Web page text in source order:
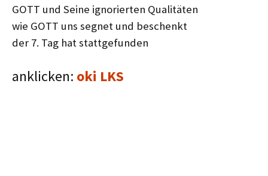
GOTT und Seine ignorierten Qualitäten
wie GOTT uns segnet und beschenkt
der 7. Tag hat stattgefunden
anklicken: oki LKS